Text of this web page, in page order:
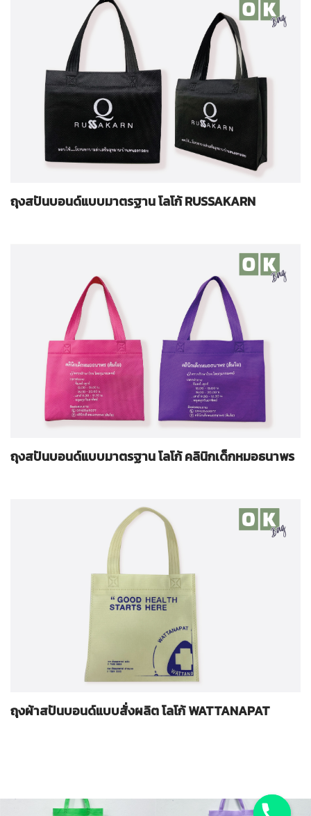
ถุงสปันบอนด์แบบมาตรฐาน โลโก้ RUSSAKARN
ถุงสปันบอนด์แบบมาตรฐาน โลโก้ คลินิกเด็กหมอธนาพร
ถุงผ้าสปันบอนด์แบบสั่งผลิต โลโก้ WATTANAPAT